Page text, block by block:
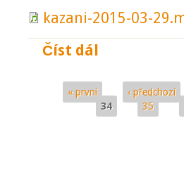
kazani-2015-03-
Číst dál
Stránky
« první ‹ předchozí
34
35